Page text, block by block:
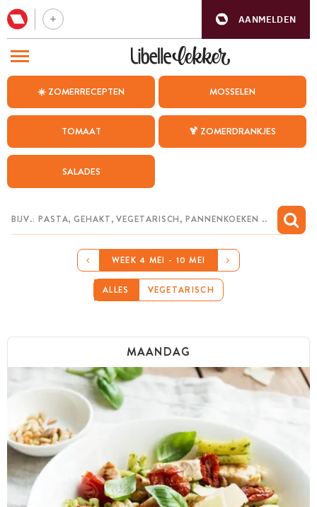
AANMELDEN
☀️ ZOMERRECEPTEN MOSSELEN
TOMAAT 🍹 ZOMERDRANKJES
SALADES
WEEK 4 MEI - 10 MEI
ALLES VEGETARISCH
MAANDAG
BEZOEK ONZE ANDERE WEBSITES
WEEKMENU
CHAT MET MAIA
MIJN BEWAARDE RECEPTEN